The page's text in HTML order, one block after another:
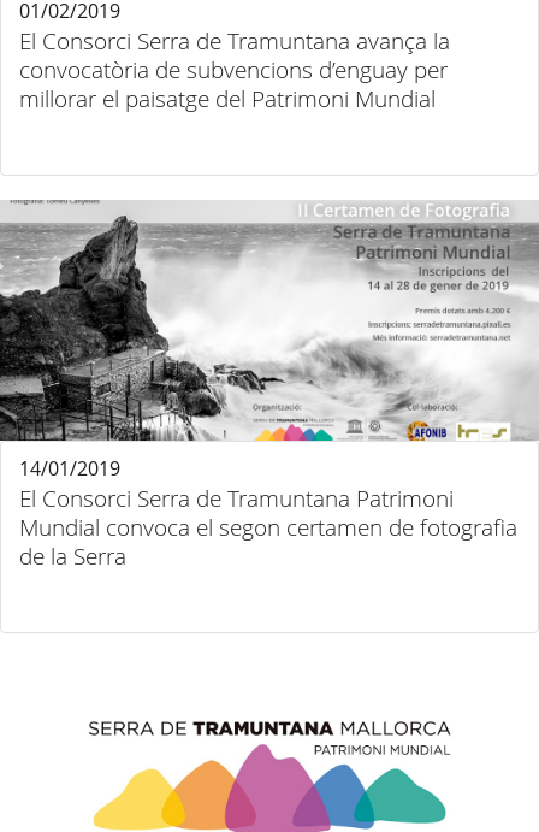
El Consorci Serra de Tramuntana avança la
convocatòria de subvencions d’enguay per
millorar el paisatge del Patrimoni Mundial
01/02/2019
El Consorci Serra de Tramuntana Patrimoni
Mundial convoca el segon certamen de fotografia
de la Serra
14/01/2019